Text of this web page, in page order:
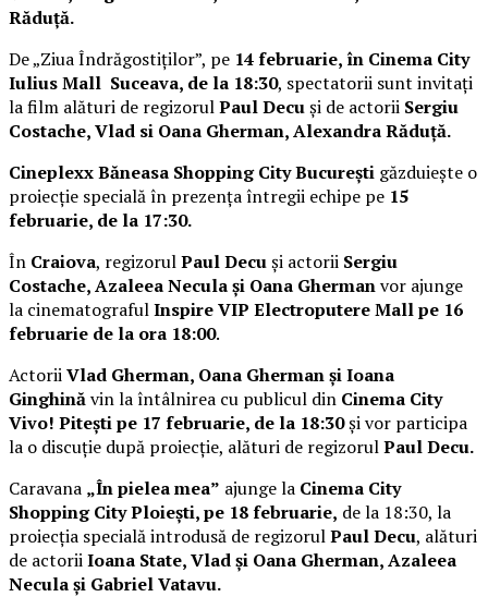
Răduță.
De „Ziua Îndrăgostiților”, pe 14 februarie, în Cinema City
Iulius Mall Suceava, de la 18:30, spectatorii sunt invitați
la film alături de regizorulPaul Decuși de actorii Sergiu
Costache, Vlad si Oana Gherman, Alexandra Răduță.
Cineplexx Băneasa Shopping City București găzduiește o
proiecție specială în prezența întregii echipe pe 15
februarie, de la 17:30.
În Craiova, regizorulPaul Decuși actorii Sergiu
Costache, Azaleea Necula și Oana Ghermanvor ajunge
la cinematografulInspire VIP Electroputere Mall pe 16
februarie de la ora 18:00.
ActoriiVlad Gherman, Oana Gherman și Ioana
Ginghinăvin la întâlnirea cu publicul din Cinema City
Vivo! Pitești pe 17 februarie, de la 18:30și vor participa
la o discuție după proiecție, alături de regizorulPaul Decu.
Caravana „În pielea mea” ajunge la Cinema City
Shopping City Ploiești, pe 18 februarie, de la 18:30, la
proiecția specială introdusă de regizorulPaul Decu, alături
de actoriiIoana State, Vlad și Oana Gherman, Azaleea
Necula și Gabriel Vatavu.